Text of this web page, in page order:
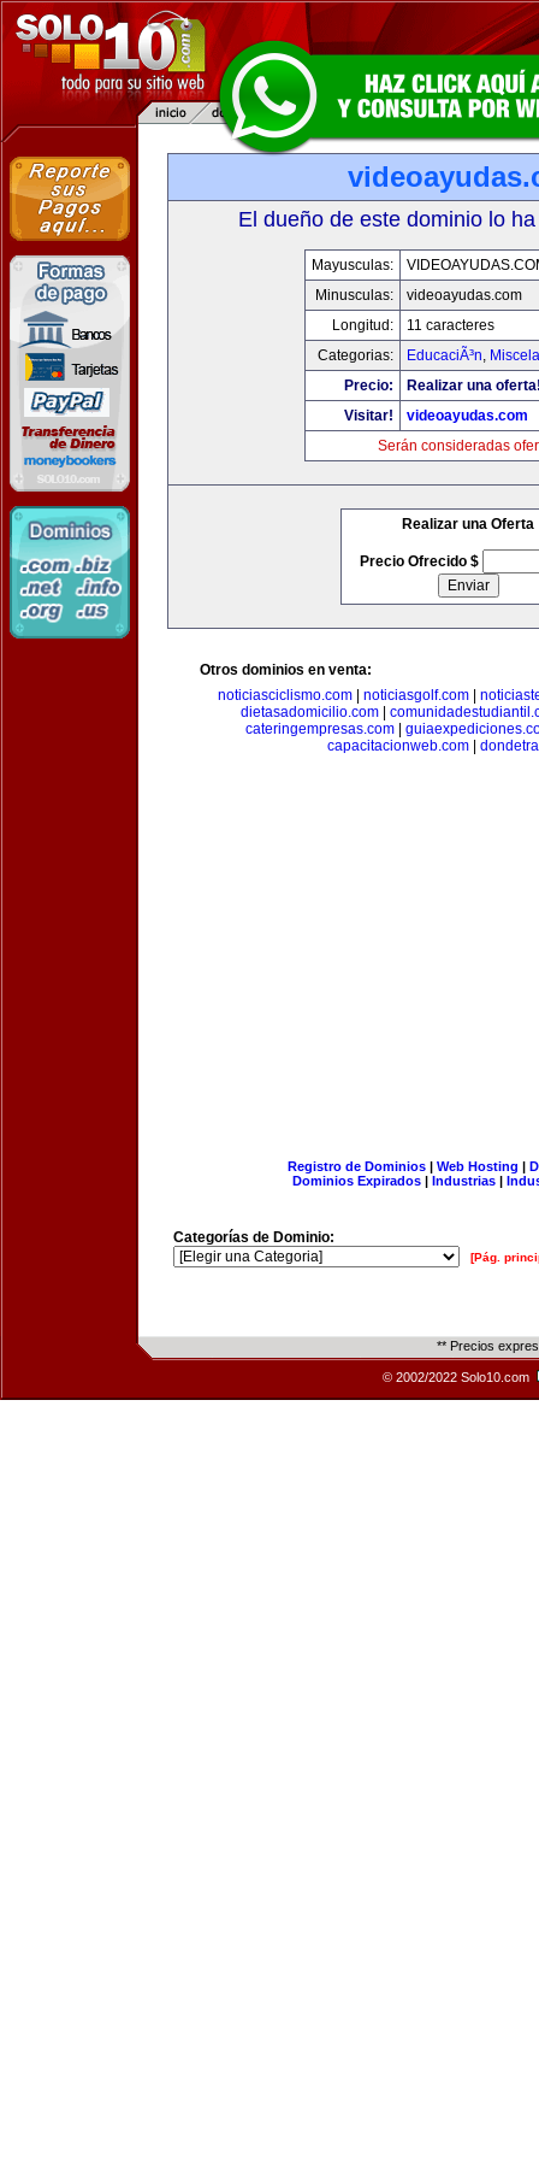
El dueño de este dominio lo
Mayusculas:
Minusculas:
videoayudas.com
Longitud:
11 caracteres
Categorias:
EducaciÃ³n,
Precio:
Realizar una
Visitar!
videoayudas.com
Serán consideradas
Realizar una Oferta
Precio Ofrecido $
Otros dominios en venta:
noticiasciclismo.com
noticiasgolf.com
dietasadomicilio.com
cateringempresas.com|
capacitacionweb.com|
Registro de Dominios| Web Hosting |
Dominios Expirados | Industrias |
Categorías de Dominio:
[Pág.
** Precios
© 2002/2022 Solo10.com